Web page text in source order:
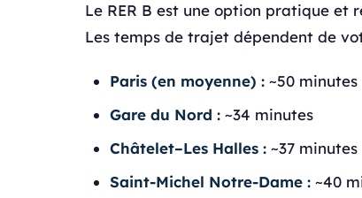
Le RER B est une option pratique et
Les temps de trajet dépendent de
Paris (en moyenne) : ~50 minutes
Gare du Nord : ~34 minutes
Châtelet–Les Halles : ~37 minutes
Saint-Michel Notre-Dame : ~40